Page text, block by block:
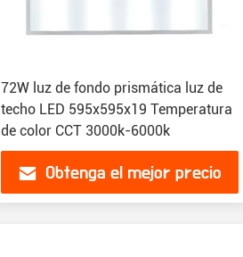
72W luz de fondo prismática luz de
techo LED 595x595x19 Temperatura
de color CCT 3000k-6000k
Obtenga el mejor precio